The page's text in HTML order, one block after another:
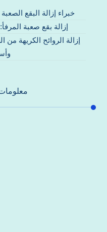
خبراء إزالة البقع
إزالة بقع صعبة
إزالة الروائح الكريهة